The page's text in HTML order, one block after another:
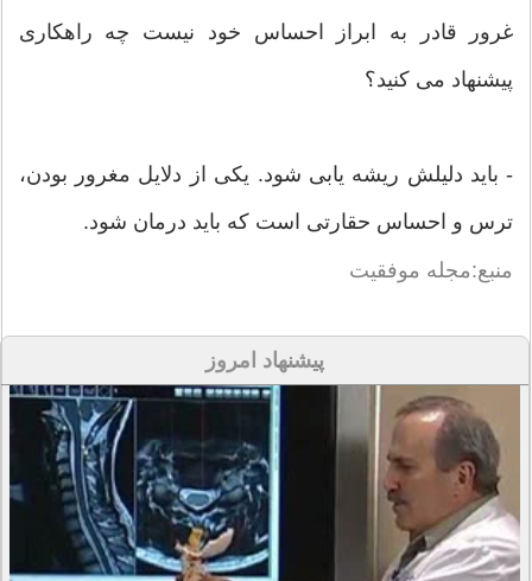
غرور قادر به ابراز احساس خود نیست چه راهکاری
پیشنهاد می کنید؟
- باید دلیلش ریشه یابی شود. یکی از دلایل مغرور بودن،
ترس و احساس حقارتی است که باید درمان شود.
منبع:مجله موفقیت
پیشنهاد امروز